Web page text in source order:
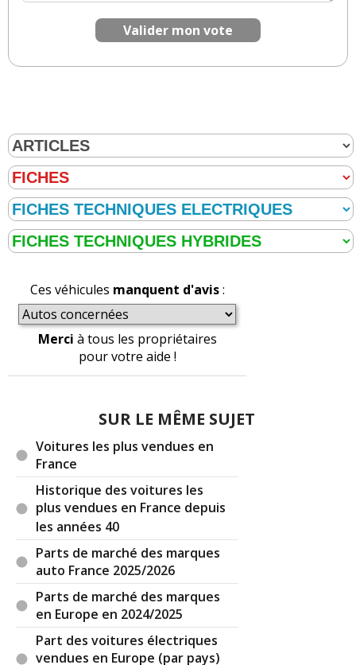
Valider mon vote
Ces véhicules manquent d'avis:
Merci à tous les propriétaires
pour votre aide !
SUR LE MÊME SUJET
Voitures les plus vendues en
France
Historique des voitures les
plus vendues en France depuis
les années 40
Parts de marché des marques
auto France 2025/2026
Parts de marché des marques
en Europe en 2024/2025
Part des voitures électriques
vendues en Europe (par pays)